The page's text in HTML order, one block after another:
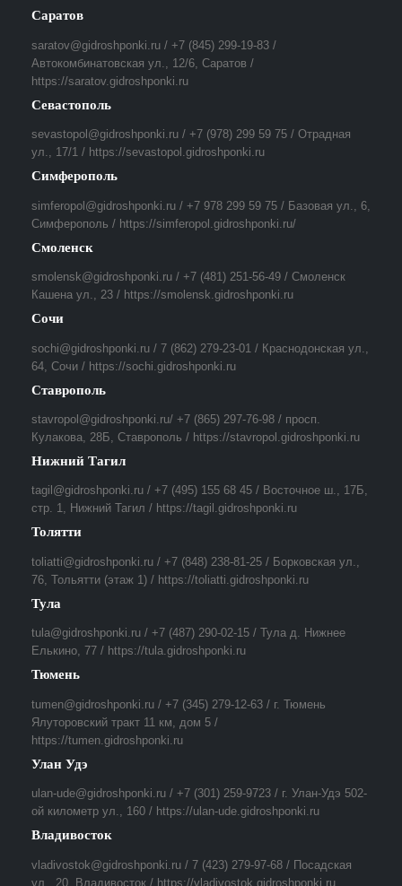
Саратов
saratov@gidroshponki.ru / +7 (845) 299-19-83 /
Автокомбинатовская ул., 12/6, Саратов /
https://saratov.gidroshponki.ru
Севастополь
sevastopol@gidroshponki.ru / +7 (978) 299 59 75 / Отрадная
ул., 17/1 / https://sevastopol.gidroshponki.ru
Симферополь
simferopol@gidroshponki.ru / +7 978 299 59 75 / Базовая ул., 6,
Симферополь / https://simferopol.gidroshponki.ru/
Смоленск
smolensk@gidroshponki.ru / +7 (481) 251-56-49 / Смоленск
Кашена ул., 23 / https://smolensk.gidroshponki.ru
Сочи
sochi@gidroshponki.ru / 7 (862) 279-23-01 / Краснодонская ул.,
64, Сочи / https://sochi.gidroshponki.ru
Ставрополь
stavropol@gidroshponki.ru/ +7 (865) 297-76-98 / просп.
Кулакова, 28Б, Ставрополь / https://stavropol.gidroshponki.ru
Нижний Тагил
tagil@gidroshponki.ru / +7 (495) 155 68 45 / Восточное ш., 17Б,
стр. 1, Нижний Тагил / https://tagil.gidroshponki.ru
Толятти
toliatti@gidroshponki.ru / +7 (848) 238-81-25 / Борковская ул.,
76, Тольятти (этаж 1) / https://toliatti.gidroshponki.ru
Тула
tula@gidroshponki.ru / +7 (487) 290-02-15 / Тула д. Нижнее
Елькино, 77 / https://tula.gidroshponki.ru
Тюмень
tumen@gidroshponki.ru / +7 (345) 279-12-63 / г. Тюмень
Ялуторовский тракт 11 км, дом 5 /
https://tumen.gidroshponki.ru
Улан Удэ
ulan-ude@gidroshponki.ru / +7 (301) 259-9723 / г. Улан-Удэ 502-
ой километр ул., 160 / https://ulan-ude.gidroshponki.ru
Владивосток
vladivostok@gidroshponki.ru / 7 (423) 279-97-68 / Посадская
ул., 20, Владивосток / https://vladivostok.gidroshponki.ru